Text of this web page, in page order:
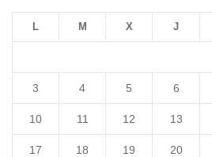
L M X J
3 4 5 6
10 11 12 13
17 18 19 20